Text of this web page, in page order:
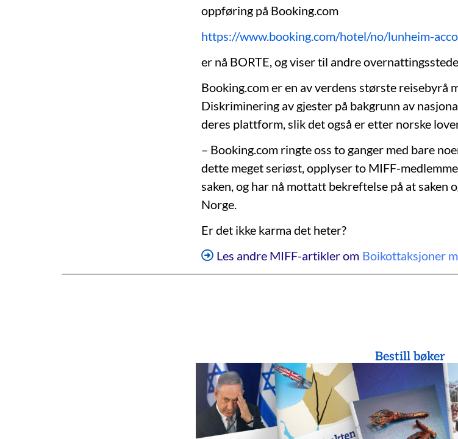
oppføring på Booking.com
https://www.booking.com/hotel/no/lunheim-
er nå BORTE, og viser til andre
Booking.com er en av verdens største reisebyrå
Diskriminering av gjester på bakgrunn av
deres plattform, slik det også er etter norske
– Booking.com ringte oss to ganger med bare
dette meget seriøst, opplyser to MIFF-
saken, og har nå mottatt bekreftelse på at saken
Norge.
Er det ikke karma det heter?
Les andre MIFF-artikler om Boikottaksjoner
Bestill bøker